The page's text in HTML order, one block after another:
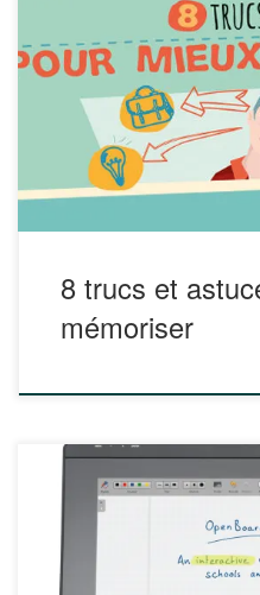
Retrouvez, dans une
mieux mémoriser !
infographie en PDF sur le
https://www.bloghoptoys.fr/
mieux-memoriser
8 trucs et
mémoriser
OpenBoard est un tableau
conçu pour être utilisé dans
peut être utilisé